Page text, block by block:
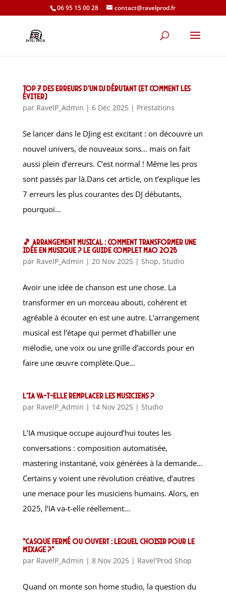
06 95 15 00 28 contact@ravelprod.fr
Top 7 des erreurs d’un DJ débutant (et comment les
éviter)
par RavelP_Admin | 6 Déc 2025| Prestations
Se lancer dans le DJing est excitant : on découvre un
nouvel univers, de nouveaux sons… mais on fait
aussi plein d’erreurs. C’est normal ! Même les pros
sont passés par là.Dans cet article, on t’explique les
7 erreurs les plus courantes des DJ débutants,
pourquoi...
🎵 Arrangement musical : comment transformer une
idée en musique ? Le guide complet MAO 2025
par RavelP_Admin | 20 Nov 2025| Shop, Studio
Avoir une idée de chanson est une chose. La
transformer en un morceau abouti, cohérent et
agréable à écouter en est une autre. L’arrangement
musical est l’étape qui permet d’habiller une
mélodie, une voix ou une grille d’accords pour en
faire une œuvre complète.Que...
L’IA va-t-elle remplacer les musiciens ?
par RavelP_Admin | 14 Nov 2025| Studio
L’IA musique occupe aujourd’hui toutes les
conversations : composition automatisée,
mastering instantané, voix générées à la demande…
Certains y voient une révolution créative, d’autres
une menace pour les musiciens humains. Alors, en
2025, l’IA va-t-elle réellement...
“Casque fermé ou ouvert : lequel choisir pour le
mixage ?”
par RavelP_Admin | 8 Nov 2025| Ravel'Prod Shop
Quand on monte son home studio, la question du